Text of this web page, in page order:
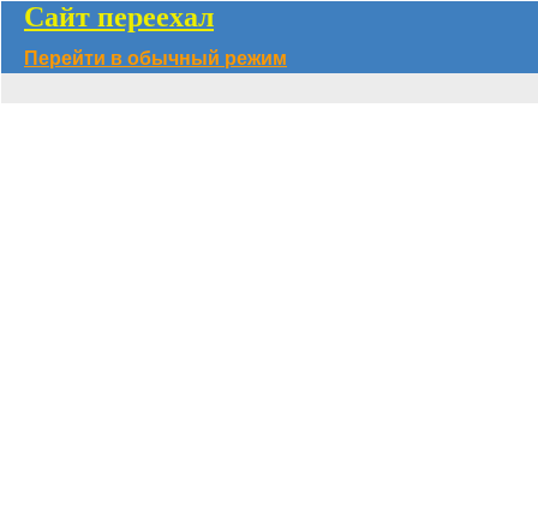
Сайт переехал
Перейти в обычный режим